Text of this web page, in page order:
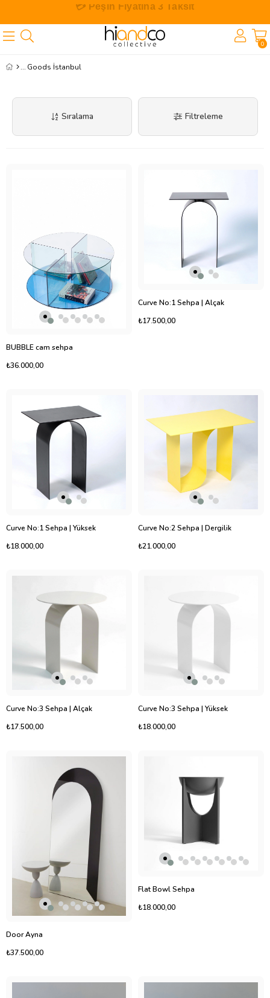
🎁 İlk Siparişe Özel %10 İndirim
0
Goods İstanbul
Filtreleme
Sıralama
BUBBLE cam sehpa
₺36.000,00
Curve No:1 Sehpa | Alçak
₺17.500,00
Curve No:1 Sehpa | Yüksek
₺18.000,00
Curve No:2 Sehpa | Dergilik
₺21.000,00
Curve No:3 Sehpa | Alçak
₺17.500,00
Curve No:3 Sehpa | Yüksek
₺18.000,00
Door Ayna
₺37.500,00
Flat Bowl Sehpa
₺18.000,00